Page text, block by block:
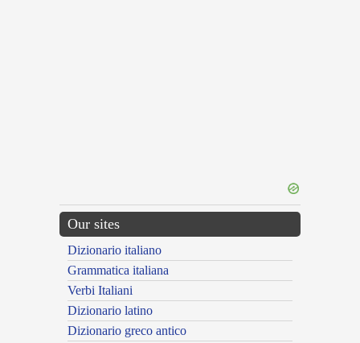
Our sites
Dizionario italiano
Grammatica italiana
Verbi Italiani
Dizionario latino
Dizionario greco antico